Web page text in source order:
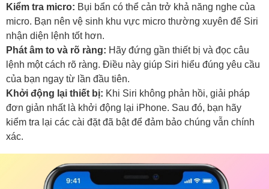
Kiểm tra micro: Bụi bẩn có thể cản trở khả năng nghe của
micro. Bạn nên vệ sinh khu vực micro thường xuyên để Siri
nhận diện lệnh tốt hơn.
Phát âm to và rõ ràng: Hãy đứng gần thiết bị và đọc câu
lệnh một cách rõ ràng. Điều này giúp Siri hiểu đúng yêu cầu
của bạn ngay từ lần đầu tiên.
Khởi động lại thiết bị: Khi Siri không phản hồi, giải pháp
đơn giản nhất là khởi động lại iPhone. Sau đó, bạn hãy
kiểm tra lại các cài đặt đã bật để đảm bảo chúng vẫn chính
xác.